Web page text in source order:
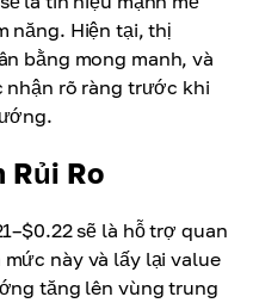
năng. Hiện tại, thị
bằng mong manh, và
nhận rõ ràng trước khi
Rủi Ro
sẽ là hỗ trợ quan
này và lấy lại value
tăng lên vùng trung